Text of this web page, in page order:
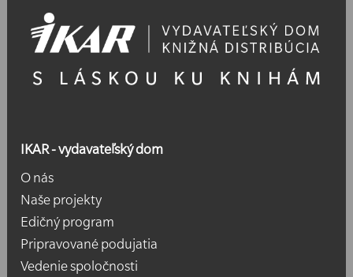
IKAR - vydavateľský dom
O nás
Naše projekty
Edičný program
Pripravované podujatia
Vedenie spoločnosti